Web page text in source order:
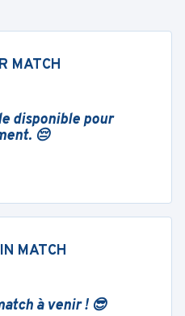
MATCH
disponible pour
😔
MATCH
à venir ! 😎